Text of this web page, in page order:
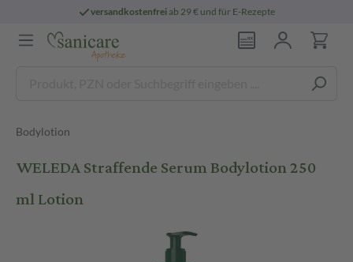
versandkostenfreiab 29 € und für E-Rezepte
Bodylotion
WELEDA Straffende Serum Bodylotion 250
ml Lotion